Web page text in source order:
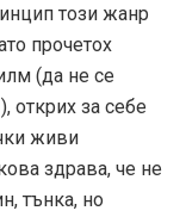
този жанр
прочетох
(да не се
открих за себе
живи
здрава, че не
тънка, но